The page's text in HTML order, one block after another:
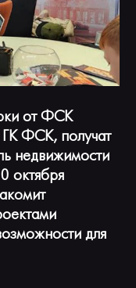
Панорама 360°
Камера онлайн
от ФСК
ГК ФСК, получат
недвижимости
октября
для